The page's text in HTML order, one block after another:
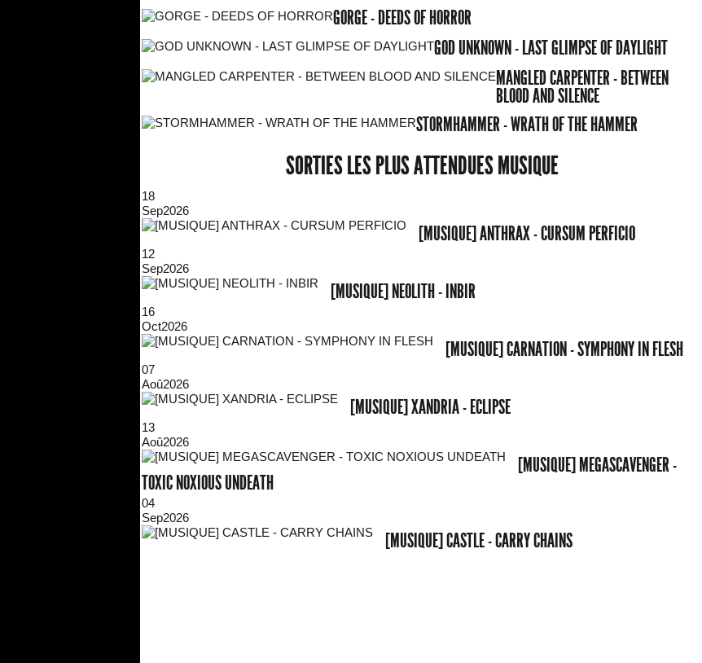
GORGE - DEEDS OF HORROR
GOD UNKNOWN - LAST GLIMPSE OF DAYLIGHT
MANGLED CARPENTER - BETWEEN
BLOOD AND SILENCE
STORMHAMMER - WRATH OF THE HAMMER
SORTIES LES PLUS ATTENDUES MUSIQUE
18
Sep2026
[MUSIQUE] ANTHRAX - CURSUM PERFICIO
12
Sep2026
[MUSIQUE] NEOLITH - INBIR
16
Oct2026
[MUSIQUE] CARNATION - SYMPHONY IN FLESH
07
Aoû2026
[MUSIQUE] XANDRIA - ECLIPSE
13
Aoû2026
[MUSIQUE] MEGASCAVENGER -
TOXIC NOXIOUS UNDEATH
04
Sep2026
[MUSIQUE] CASTLE - CARRY CHAINS